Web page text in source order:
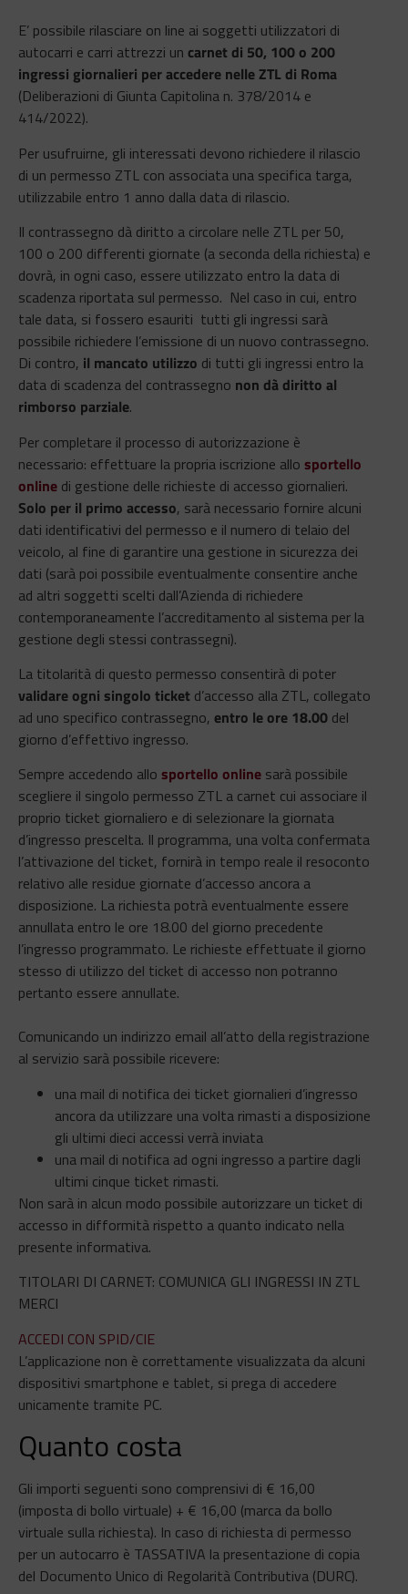
E’ possibile rilasciare on line ai soggetti utilizzatori di
autocarri e carri attrezzi un carnet di 50, 100 o 200
ingressi giornalieri per accedere nelle ZTL di Roma
(Deliberazioni di Giunta Capitolina n. 378/2014 e
414/2022).
Per usufruirne, gli interessati devono richiedere il rilascio
di un permesso ZTL con associata una specifica targa,
utilizzabile entro 1 anno dalla data di rilascio.
Il contrassegno dà diritto a circolare nelle ZTL per 50,
100 o 200 differenti giornate (a seconda della richiesta) e
dovrà, in ogni caso, essere utilizzato entro la data di
scadenza riportata sul permesso. Nel caso in cui, entro
tale data, si fossero esauriti tutti gli ingressi sarà
possibile richiedere l’emissione di un nuovo contrassegno.
Di contro, il mancato utilizzo di tutti gli ingressi entro la
data di scadenza del contrassegno non dà diritto al
rimborso parziale.
Per completare il processo di autorizzazione è
necessario: effettuare la propria iscrizione allo sportello
online di gestione delle richieste di accesso giornalieri​.
Solo per il primo accesso, sarà necessario fornire alcuni
dati identificativi del permesso e il numero di telaio del
veicolo, al fine di garantire una gestione in sicurezza dei
dati (sarà poi possibile eventualmente consentire anche
ad altri soggetti scelti dall’Azienda di richiedere
contemporaneamente l’accreditamento al sistema per la
gestione degli stessi contrassegni).
La titolarità di questo permesso consentirà di poter
validare ogni singolo ticket d’accesso alla ZTL, collegato
ad uno specifico contrassegno, entro le ore 18.00 del
giorno d’effettivo ingresso.
Sempre accedendo allo sportello online sarà possibile
scegliere il singolo permesso ZTL a carnet cui associare il
proprio ticket giornaliero e ​di selezionare la giornata
d’ingresso prescelta. Il programma, una volta confermata
l’attivazione del ticket, fornirà in tempo reale il resoconto
relativo alle residue giornate d’accesso ancora a
disposizione. La richiesta potrà eventualmente essere
annullata entro le ore 18.00 del giorno precedente
l’ingresso programmato. Le richieste effettuate il giorno
stesso di utilizzo del ticket di accesso non potranno
pertanto essere annullate.
Comunicando un indirizzo email all’atto della registrazione
al servizio sarà possibile ricevere:
una mail di notifica dei ticket giornalieri d’ingresso
ancora da utilizzare una volta rimasti a disposizione
gli ultimi dieci accessi verrà inviata
una mail di notifica ad ogni ingresso a partire dagli
ultimi cinque ticket rimasti.
Non sarà in alcun modo possibile autorizzare un ticket di
accesso in difformità rispetto a quanto indicato nella
presente informativa.
TITOLARI DI CARNET: COMUNICA GLI INGRESSI IN ZTL
MERCI
ACCEDI CON SPID/CIE
L’applicazione non è correttamente visualizzata da alcuni
dispositivi smartphone e tablet, si prega di accedere
unicamente tramite PC.
Quanto costa
Gli importi seguenti sono comprensivi di € 16,00
(imposta di bollo virtuale) + € 16,00 (marca da bollo
virtuale sulla richiesta). In caso di richiesta di permesso
per un autocarro è TASSATIVA la presentazione di copia
del Documento Unico di Regolarità Contributiva (DURC).